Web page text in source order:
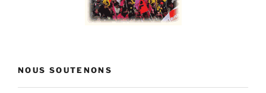
NOUS SOUTENONS